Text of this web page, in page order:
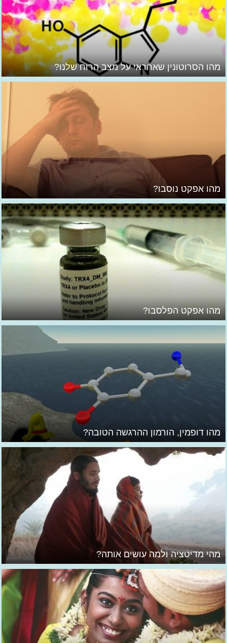
מהו הסרוטונין שאחראי על מצב הרוח שלנו?
מהו אפקט נוסבו?
מהו אפקט הפלסבו?
מהו דופמין, הורמון ההרגשה הטובה?
מהי מדיטציה ולמה עושים אותה?